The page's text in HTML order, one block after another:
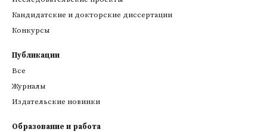
Кандидатские и докторские диссертации
Конкурсы
Публикации
Все
Журналы
Издательские новинки
Образование и работа